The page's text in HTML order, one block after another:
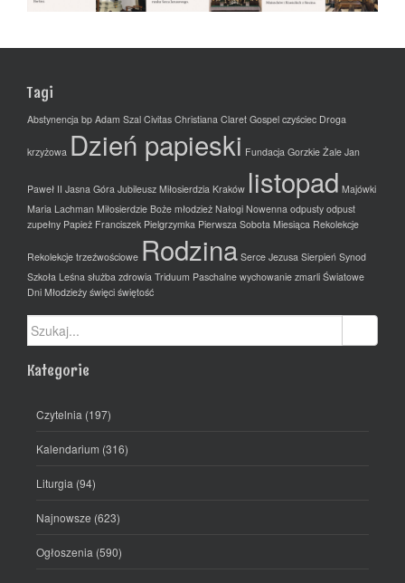
Tagi
Abstynencja bp Adam Szal Civitas Christiana Claret Gospel czyściec Droga
krzyżowa Dzień papieski Fundacja Gorzkie Żale Jan
Paweł II Jasna Góra Jubileusz Miłosierdzia Kraków listopad Majówki
Maria Lachman Miłosierdzie Boże młodzież Nałogi Nowenna odpusty odpust
zupełny Papież Franciszek Pielgrzymka Pierwsza Sobota Miesiąca Rekolekcje
Rekolekcje trzeźwościowe Rodzina Serce Jezusa Sierpień Synod
Szkoła Leśna służba zdrowia Triduum Paschalne wychowanie zmarli Światowe
Dni Młodzieży święci świętość
Szukaj:
Kategorie
Czytelnia (197)
Kalendarium (316)
Liturgia (94)
Najnowsze (623)
Ogłoszenia (590)